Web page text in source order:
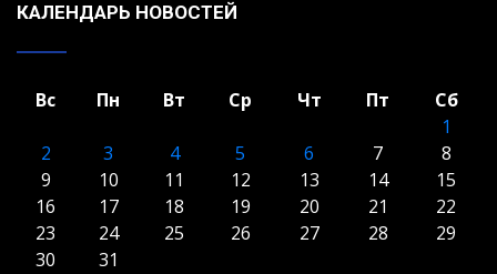
КАЛЕНДАРЬ НОВОСТЕЙ
Вс Пн Вт Ср Чт Пт
Сб
1
2
3 4 5 6 7
8
9
10 11 12 13 14
15
16
17 18 19 20 21
22
23
24 25 26 27 28
29
30
31